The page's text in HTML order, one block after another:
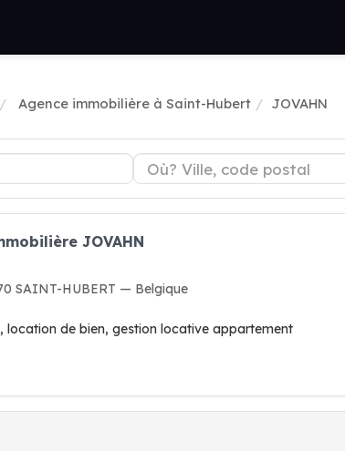
Agence immobilière à Saint-Hubert JOVAHN
JOVAHN
SAINT-HUBERT — Belgique
location de bien, gestion locative appartement